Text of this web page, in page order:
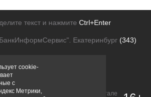
текст и нажмите Ctrl+Enter
Екатеринбург (343)
Для рекламодателей
банков, размещенная на портале
cookie-
с
Метрики,